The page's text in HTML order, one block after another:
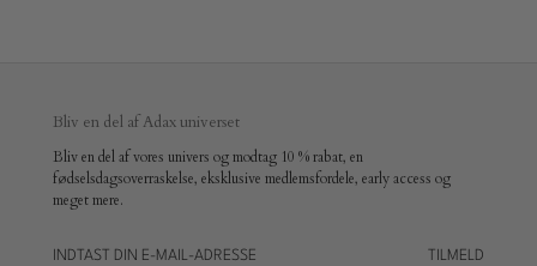
Bliv en del af Adax universet
Bliv en del af vores univers og modtag 10 % rabat, en
fødselsdagsoverraskelse, eksklusive medlemsfordele, early access og
meget mere.
TILMELD